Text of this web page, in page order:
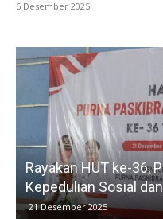
6 Desember 2025
Rayakan HUT ke-36,
Kepedulian Sosial
21 Desember 2025